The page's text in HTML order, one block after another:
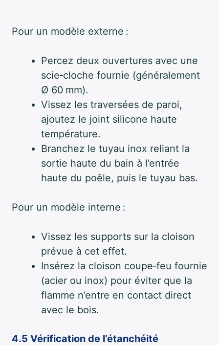
Pour un modèle externe :
Percez deux ouvertures avec une
scie‑cloche fournie (généralement
Ø 60 mm).
Vissez les traversées de paroi,
ajoutez le joint silicone haute
température.
Branchez le tuyau inox reliant la
sortie haute du bain à l’entrée
haute du poêle, puis le tuyau bas.
Pour un modèle interne :
Vissez les supports sur la cloison
prévue à cet effet.
Insérez la cloison coupe‑feu fournie
(acier ou inox) pour éviter que la
flamme n’entre en contact direct
avec le bois.
4.5 Vérification de l’étanchéité